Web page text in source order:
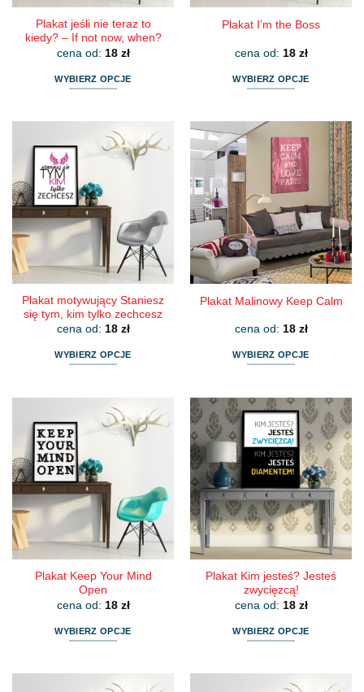
Plakat jeśli nie teraz to
kiedy? – If not now, when?
cena od: 18 zł
WYBIERZ OPCJE
wiele
wariantów.
Opcje
można
wybrać
na
stronie
produktu
Plakat I’m the Boss
cena od: 18 zł
WYBIERZ OPCJE
wiele
wariantów.
Opcje
można
wybrać
na
stronie
produktu
Plakat motywujący Staniesz
się tym, kim tylko zechcesz
cena od: 18 zł
WYBIERZ OPCJE
wiele
wariantów.
Opcje
można
wybrać
na
stronie
produktu
Plakat Malinowy Keep Calm
cena od: 18 zł
WYBIERZ OPCJE
ma
wiele
wariantów.
Opcje
można
wybrać
na
stronie
produktu
Plakat Keep Your Mind
Open
cena od: 18 zł
WYBIERZ OPCJE
Plakat Kim jesteś? Jesteś
zwycięzcą!
cena od: 18 zł
WYBIERZ OPCJE